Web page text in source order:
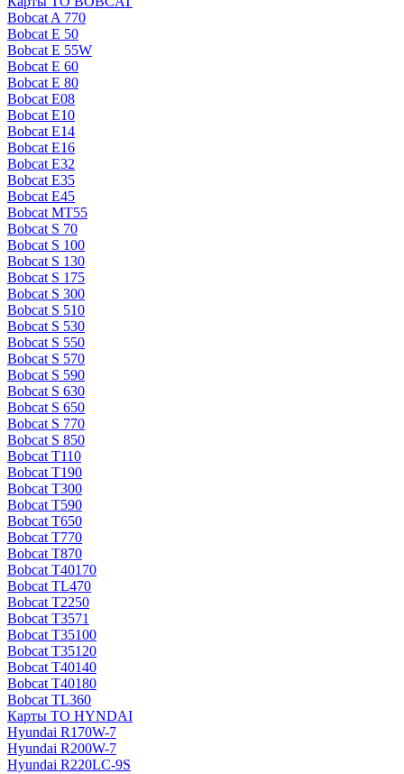
Bobcat A 770
Bobcat E 50
Bobcat E 55W
Bobcat E 60
Bobcat E 80
Bobcat E08
Bobcat E10
Bobcat E14
Bobcat E16
Bobcat E32
Bobcat E35
Bobcat E45
Bobcat MT55
Bobcat S 70
Bobcat S 100
Bobcat S 130
Bobcat S 175
Bobcat S 300
Bobcat S 510
Bobcat S 530
Bobcat S 550
Bobcat S 570
Bobcat S 590
Bobcat S 630
Bobcat S 650
Bobcat S 770
Bobcat S 850
Bobcat T110
Bobcat T190
Bobcat T300
Bobcat T590
Bobcat T650
Bobcat T770
Bobcat T870
Bobcat T40170
Bobcat TL470
Bobcat Т2250
Bobcat Т3571
Bobcat Т35100
Bobcat Т35120
Bobcat Т40140
Bobcat Т40180
Bobcat ТL360
Карты ТО HYNDAI
Hyundai R170W-7
Hyundai R200W-7
Hyundai R220LC-9S